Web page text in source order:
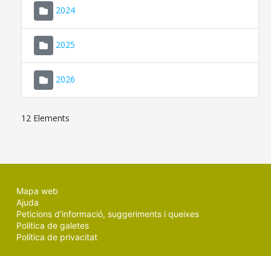
2024
2025
2026
12 Elements
Mapa web
Ajuda
Peticions d'informació, suggeriments i queixes
Política de galetes
Política de privacitat